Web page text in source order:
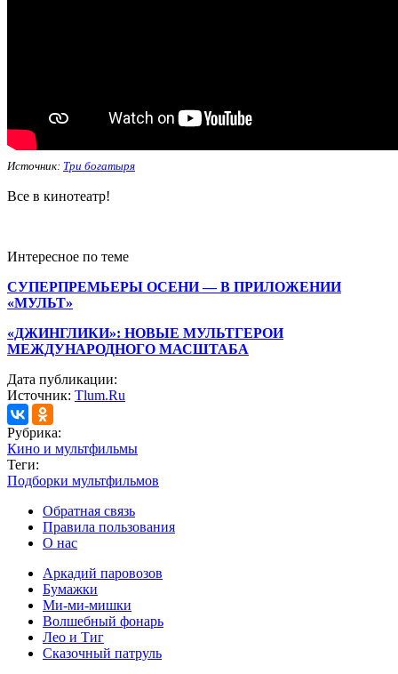
Источник: Три богатыря
Все в кинотеатр!
Интересное по теме
СУПЕРПРЕМЬЕРЫ ОСЕНИ — В ПРИЛОЖЕНИИ
«МУЛЬТ»
«ДЖИНГЛИКИ»: НОВЫЕ МУЛЬТГЕРОИ
МЕЖДУНАРОДНОГО МАСШТАБА
Дата публикации:
Источник: Tlum.Ru
Рубрика:
Кино и мультфильмы
Теги:
Подборки мультфильмов
Обратная связь
Правила пользования
О нас
Аркадий паровозов
Бумажки
Ми-ми-мишки
Волшебный фонарь
Лео и Тиг
Сказочный патруль